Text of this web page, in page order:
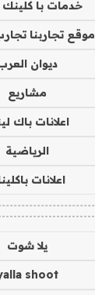
خدمات با كلينك 2026
موقع تجاربنا
ديوان
مشاريع
اعلانات باك
الرياضية
اعلانات
يلا شوت
shoot